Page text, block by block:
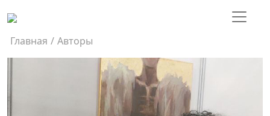
Главная / Авторы